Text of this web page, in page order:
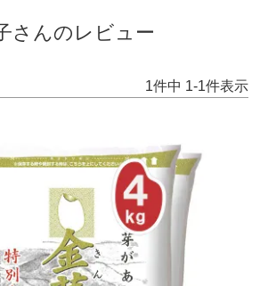
さんのレビュー
1件中 1-1件表示